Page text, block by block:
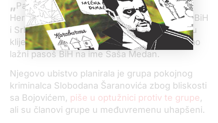
„Papirus“koju je vodila SIPA u Bosni i
Hercegovini kada je otkrila grupu državljana BiH
i Srbije koja je falsifikovala dokumenta. Među
klijentima ove grupe je bio i Korać, koji je imao
lažni pasoš BiH na ime Saša Medan.
Njegovo ubistvo planirala je grupa pokojnog
kriminalca Slobodana Šaranovića zbog bliskosti
sa Bojovićem, piše u optužnici protiv te grupe,
ali su članovi grupe u međuvremenu uhapšeni.